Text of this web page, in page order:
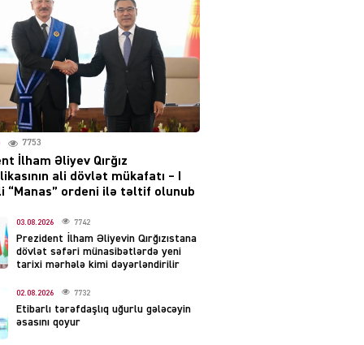
səsləri eşidildi
07.08.2026 5480
Rusiya-Ukrayna
münaqişəsinin həllində
irəliləyiş var – Tramp
07.08.2026
imzaladı
07.08.2026 5482
Tehran və İrəvandan
“Tramp yolu”na HƏMLƏ –
REAKSİYA
7753
İlham Əliyev Qırğız
ali dövlət mükafatı – I
“Manas” ordeni ilə təltif olunub
03.08.2026 7742
Prezident İlham Əliyevin Qırğızıstana
dövlət səfəri münasibətlərdə yeni
tarixi mərhələ kimi dəyərləndirilir
02.08.2026 7732
Etibarlı tərəfdaşlıq uğurlu gələcəyin
əsasını qoyur